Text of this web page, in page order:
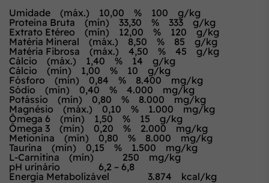
Umidade (máx.) 10,00 % 100 g/kg
Proteína Bruta (mín) 33,30 % 333 g/kg
Extrato Etéreo (mín) 12,00 % 120 g/kg
Matéria Mineral (máx.) 8,50 % 85 g/kg
Matéria Fibrosa (máx.) 4,50 % 45 g/kg
Cálcio (máx.) 1,40 % 14 g/kg
Cálcio (mín) 1,00 % 10 g/kg
Fósforo (mín) 0,84 % 8.400 mg/kg
Sódio (mín) 0,40 % 4.000 mg/kg
Potássio (mín) 0,80 % 8.000 mg/kg
Magnésio (máx.) 0,10 % 1.000 mg/kg
Ômega 6 (mín) 1,50 % 15 g/kg
Ômega 3 (mín) 0,20 % 2.000 mg/kg
Metionina (mín) 0,80 % 8.000 mg/kg
Taurina (mín) 0,15 % 1.500 mg/kg
L-Carnitina (mín) 250 mg/kg
pH urinário 6,2 – 6,8
Energia Metabolizável 3.874 kcal/kg